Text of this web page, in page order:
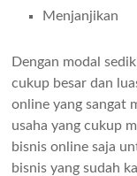
Menjanjikan
Dengan modal
cukup besar dan
online yang sangat
usaha yang cukup
bisnis online saja
bisnis yang sudah